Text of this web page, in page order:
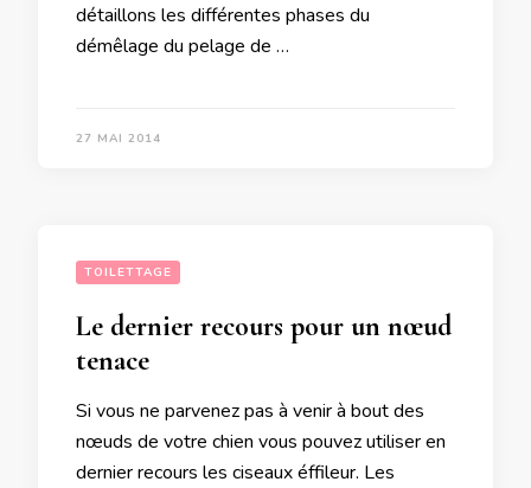
détaillons les différentes phases du
démêlage du pelage de …
27 MAI 2014
TOILETTAGE
Le dernier recours pour un nœud
tenace
Si vous ne parvenez pas à venir à bout des
nœuds de votre chien vous pouvez utiliser en
dernier recours les ciseaux éffileur. Les